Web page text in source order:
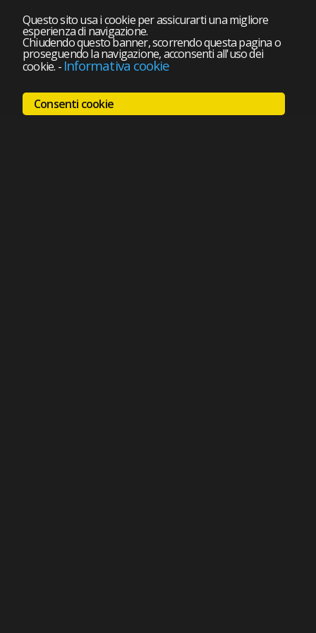
Questo sito usa i cookie per assicurarti una migliore
esperienza di navigazione.
Chiudendo questo banner, scorrendo questa pagina o
proseguendo la navigazione, acconsenti all'uso dei
cookie. - Informativa cookie
Consenti cookie